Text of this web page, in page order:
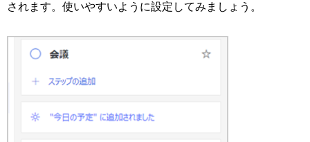
されます。使いやすいように設定してみましょう。